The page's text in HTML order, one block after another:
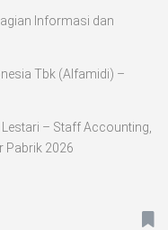
Informasi dan
Tbk (Alfamidi) –
– Staff Accounting,
Pabrik 2026